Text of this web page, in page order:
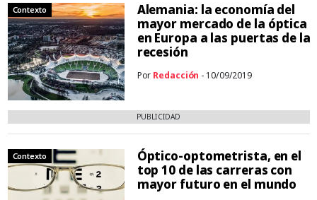
Contexto
Alemania: la economía del
mayor mercado de la óptica
en Europa a las puertas de la
recesión
Por Redacción - 10/09/2019
PUBLICIDAD
Contexto
Óptico-optometrista, en el
top 10 de las carreras con
mayor futuro en el mundo